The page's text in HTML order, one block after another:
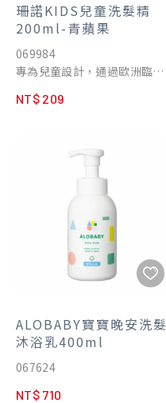
珊諾KIDS兒童洗髮精
200ml-青蘋果
069984
專為兒童設計，通過歐洲臨床
適用
易於滲透吸收
‧修護成分維他命B5，幫助柔
嫩肌膚並舒緩乾燥，溫和地呵
護細嫩肌膚
NT$ 209
ALOBABY寶寶晚安洗髮
沐浴乳400ml
067624
NT$ 710